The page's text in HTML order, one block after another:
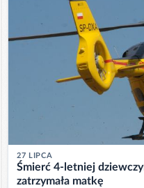
27 LIPCA
Śmierć 4-letniej
zatrzymała matkę